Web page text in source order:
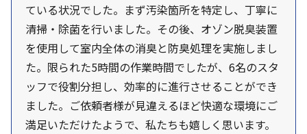
ている状況でした。まず汚染箇所を特定し、丁寧に
清掃・除菌を行いました。その後、オゾン脱臭装置
を使用して室内全体の消臭と防臭処理を実施しまし
た。限られた5時間の作業時間でしたが、6名のスタ
ッフで役割分担し、効率的に進行させることができ
ました。ご依頼者様が見違えるほど快適な環境にご
満足いただけたようで、私たちも嬉しく思います。